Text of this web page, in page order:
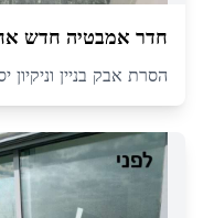
חדר אמבטיה חדש
הסרת אבק בניין